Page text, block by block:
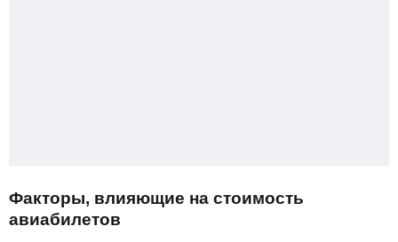
Факторы, влияющие на стоимость
авиабилетов